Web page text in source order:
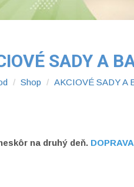
SADY A
Shop AKCIOVÉ SADY A
na druhý deň.